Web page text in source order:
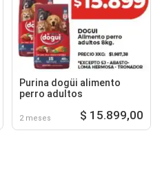
Purina dogüi alimento
perro adultos
2 meses $ 15.899,00